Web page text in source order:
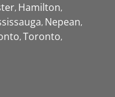
Hamilton
Nepean
Toronto